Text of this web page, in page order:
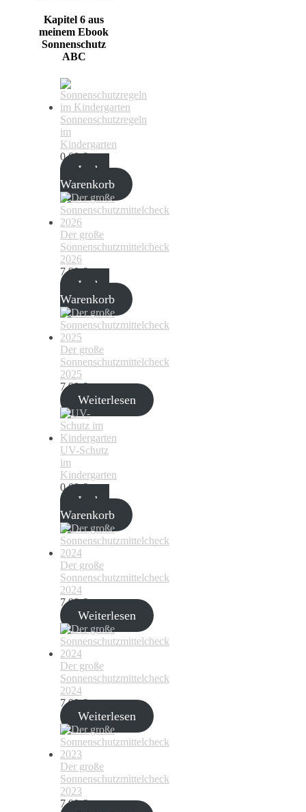
Kapitel 6 aus
meinem Ebook
Sonnenschutz
ABC
Sonnenschutzregeln
im
Kindergarten
0,00€
In den
Warenkorb
Der große
Sonnenschutzmittelcheck
2026
7,99€
In den
Warenkorb
Der große
Sonnenschutzmittelcheck
2025
7,99€
Weiterlesen
UV-Schutz
im
Kindergarten
0,00€
In den
Warenkorb
Der große
Sonnenschutzmittelcheck
2024
7,99€
Weiterlesen
Der große
Sonnenschutzmittelcheck
2024
7,99€
Weiterlesen
Der große
Sonnenschutzmittelcheck
2023
7,99€